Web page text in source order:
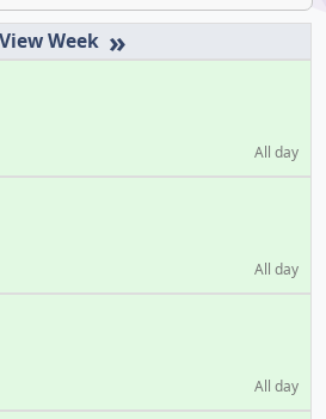
»
All day
All day
All day